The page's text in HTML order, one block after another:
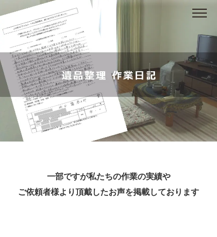
一部ですが私たちの作業の実績や
ご依頼者様より頂戴したお声を掲載しております